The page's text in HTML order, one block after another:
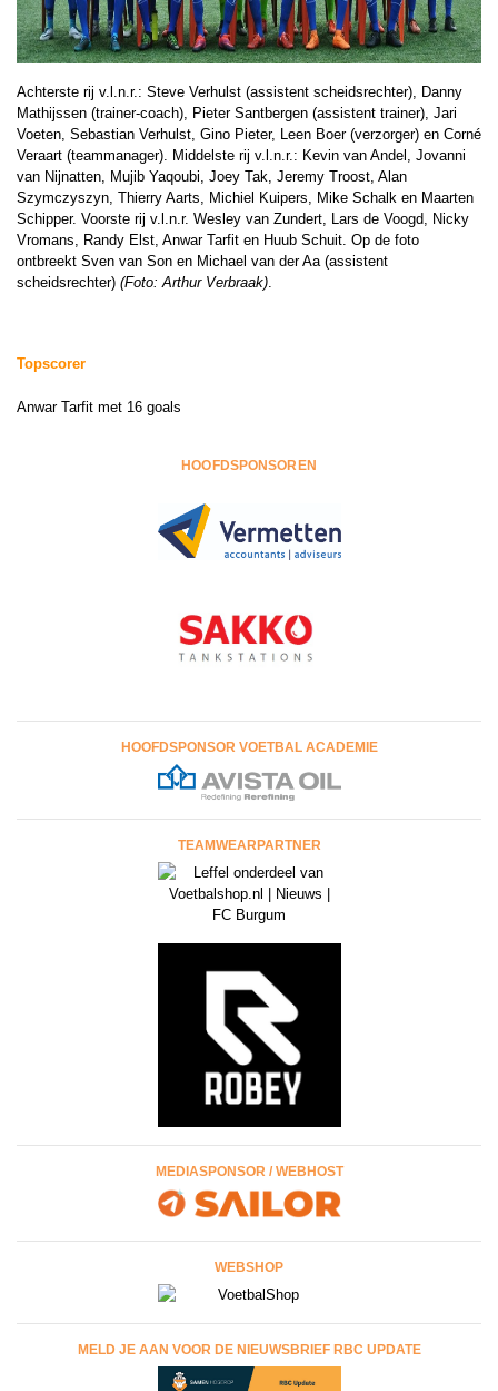
Achterste rij v.l.n.r.: Steve Verhulst (assistent scheidsrechter), Danny
Mathijssen (trainer-coach), Pieter Santbergen (assistent trainer), Jari
Voeten, Sebastian Verhulst, Gino Pieter, Leen Boer (verzorger) en Corné
Veraart (teammanager). Middelste rij v.l.n.r.: Kevin van Andel, Jovanni
van Nijnatten, Mujib Yaqoubi, Joey Tak, Jeremy Troost, Alan
Szymczyszyn, Thierry Aarts, Michiel Kuipers, Mike Schalk en Maarten
Schipper. Voorste rij v.l.n.r. Wesley van Zundert, Lars de Voogd, Nicky
Vromans, Randy Elst, Anwar Tarfit en Huub Schuit. Op de foto
ontbreekt Sven van Son en Michael van der Aa (assistent
scheidsrechter) (Foto: Arthur Verbraak).
Topscorer
Anwar Tarfit met 16 goals
HOOFDSPONSOREN
HOOFDSPONSOR VOETBAL ACADEMIE
TEAMWEARPARTNER
MEDIASPONSOR / WEBHOST
WEBSHOP
MELD JE AAN VOOR DE NIEUWSBRIEF RBC UPDATE